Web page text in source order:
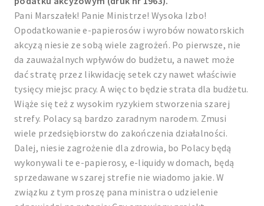
Pani Marszałek! Panie Ministrze! Wysoka Izbo!
Opodatkowanie e-papierosów i wyrobów nowatorskich
akcyzą niesie ze sobą wiele zagrożeń. Po pierwsze, nie
da zauważalnych wpływów do budżetu, a nawet może
dać stratę przez likwidację setek czy nawet właściwie
tysięcy miejsc pracy. A więc to będzie strata dla budżetu.
Wiąże się też z wysokim ryzykiem stworzenia szarej
strefy. Polacy są bardzo zaradnym narodem. Zmusi
wiele przedsiębiorstw do zakończenia działalności.
Dalej, niesie zagrożenie dla zdrowia, bo Polacy będą
wykonywali te e-papierosy, e-liquidy w domach, będą
sprzedawane w szarej strefie nie wiadomo jakie. W
związku z tym proszę pana ministra o udzielenie